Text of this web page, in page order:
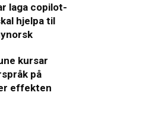
laga copilot-
hjelpa til
kursar
på
effekten